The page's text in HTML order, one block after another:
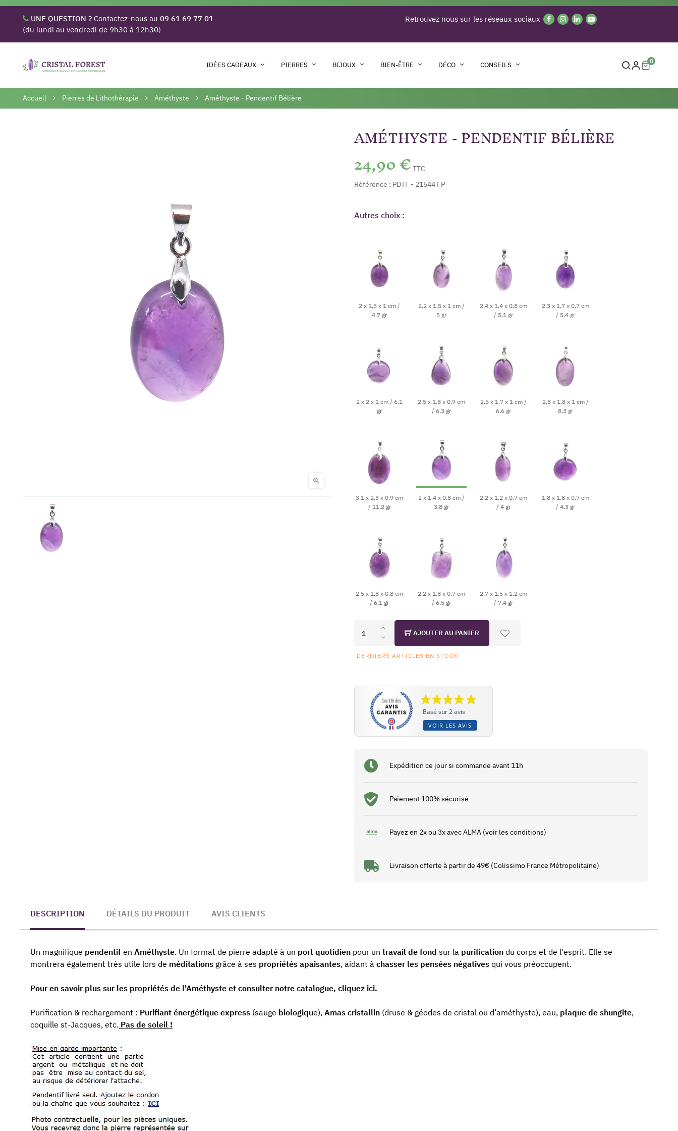
UNE QUESTION ? Contactez-nous au 09 61 69 77 01
(du lundi au vendredi de 9h30 à 12h30)
Retrouvez nous sur les réseaux sociaux
IDÉES CADEAUX PIERRES BIJOUX BIEN-ÊTRE DÉCO CONSEILS 0
Accueil Pierres de Lithothérapie Améthyste Améthyste - Pendentif Bélière

AMÉTHYSTE - PENDENTIF BÉLIÈRE
24,90 € TTC
Référence : PDTF - 21544 FP
Autres choix :
2 x 1,5 x 1 cm /
4,7 gr
2,2 x 1,5 x 1 cm /
5 gr
2,4 x 1,4 x 0,8 cm
/ 5,1 gr
2,3 x 1,7 x 0,7 cm
/ 5,4 gr
2 x 2 x 1 cm / 6,1
gr
2,5 x 1,8 x 0,9 cm
/ 6,3 gr
2,5 x 1,7 x 1 cm /
6,6 gr
2,8 x 1,8 x 1 cm /
8,3 gr
3,1 x 2,3 x 0,9 cm
/ 11,2 gr
2 x 1,4 x 0,8 cm /
3,8 gr
2,2 x 1,2 x 0,7 cm
/ 4 gr
1,8 x 1,8 x 0,7 cm
/ 4,3 gr
2,5 x 1,8 x 0,8 cm
/ 6,1 gr
2,2 x 1,8 x 0,7 cm
/ 6,5 gr
2,7 x 1,5 x 1,2 cm
/ 7,4 gr
AJOUTER AU PANIER
DERNIERS ARTICLES EN STOCK
Basé sur 2 avis
VOIR LES AVIS
Expédition ce jour si commande avant 11h
Paiement 100% sécurisé
Payez en 2x ou 3x avec ALMA (voir les conditions)
Livraison offerte à partir de 49€ (Colissimo France Métropolitaine)
DESCRIPTION DÉTAILS DU PRODUIT AVIS CLIENTS
Un magnifique pendentif en Améthyste. Un format de pierre adapté à un port quotidien pour un travail de fond sur la purification du corps et de l'esprit. Elle se
montrera également très utile lors de méditations grâce à ses propriétés apaisantes, aidant à chasser les pensées négatives qui vous préoccupent.
Pour en savoir plus sur les propriétés de l'Améthyste et consulter notre catalogue, cliquez ici.
Purification & rechargement : Purifiant énergétique express (sauge biologique), Amas cristallin (druse & géodes de cristal ou d’améthyste), eau, plaque de shungite,
coquille st-Jacques, etc. Pas de soleil !